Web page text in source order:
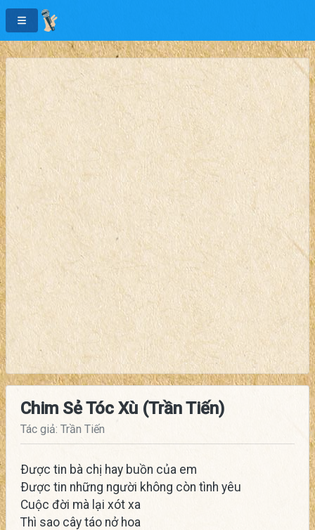
Chim Sẻ Tóc Xù (Trần Tiến)
Tác giả: Trần Tiến
Ðược tin bà chị hay buồn của em
Ðược tin những người không còn tình yêu
Cuộc đời mà lại xót xa
Thì sao cây táo nở hoa